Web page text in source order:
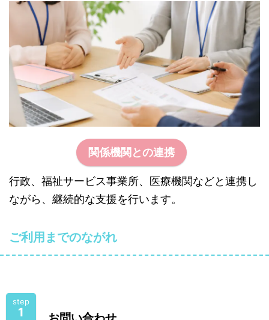
関係機関との連携
行政、福祉サービス事業所、医療機関などと連携し
ながら、継続的な支援を行います。
ご利用までのながれ
step
1